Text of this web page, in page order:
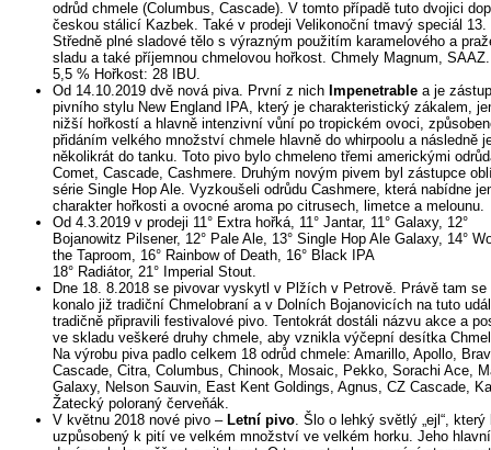
odrůd chmele (Columbus, Cascade). V tomto případě tuto dvojici
českou stálicí Kazbek. Také v prodeji Velikonoční tmavý speciál 13.
Středně plné sladové tělo s výrazným použitím karamelového a
sladu a také příjemnou chmelovou hořkost. Chmely Magnum,
5,5 % Hořkost: 28 IBU.
Od 14.10.2019 dvě nová piva. První z nich Impenetrable a je
pivního stylu New England IPA, který je charakteristický zákalem,
nižší hořkostí a hlavně intenzivní vůní po tropickém ovoci,
přidáním velkého množství chmele hlavně do whirpoolu a následně
několikrát do tanku. Toto pivo bylo chmeleno třemi americkými
Comet, Cascade, Cashmere. Druhým novým pivem byl zástupce
série Single Hop Ale. Vyzkoušeli odrůdu Cashmere, která nabídne
charakter hořkosti a ovocné aroma po citrusech, limetce a melounu.
Od 4.3.2019 v prodeji 11° Extra hořká, 11° Jantar, 11° Galaxy, 12°
Bojanowitz Pilsener, 12° Pale Ale, 13° Single Hop Ale Galaxy, 14°
the Taproom, 16° Rainbow of Death, 16° Black IPA
18° Radiátor, 21° Imperial Stout.
Dne 18. 8.2018 se pivovar vyskytl v Plžích v Petrově. Právě tam se
konalo již tradiční Chmelobraní a v Dolních Bojanovicích na tuto
tradičně připravili festivalové pivo. Tentokrát dostáli názvu akce a
ve skladu veškeré druhy chmele, aby vznikla výčepní desítka
Na výrobu piva padlo celkem 18 odrůd chmele: Amarillo, Apollo,
Cascade, Citra, Columbus, Chinook, Mosaic, Pekko, Sorachi Ace,
Galaxy, Nelson Sauvin, East Kent Goldings, Agnus, CZ Cascade,
Žatecký poloraný červeňák.
V květnu 2018 nové pivo – Letní pivo. Šlo o lehký světlý „ejl“, který
uzpůsobený k pití ve velkém množství ve velkém horku. Jeho hlavní